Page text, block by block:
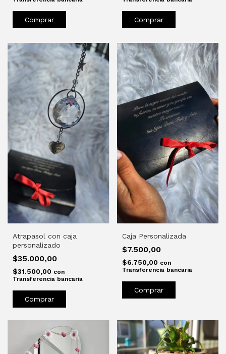
Comprar
Atrapasol con caja
personalizado
$35.000,00
$31.500,00 con
Transferencia bancaria
Comprar
Caja Personalizada
$7.500,00
$6.750,00 con
Transferencia bancaria